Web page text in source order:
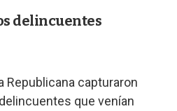
delincuentes
Republicana capturaron
que venían